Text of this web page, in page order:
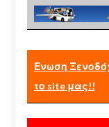
Ενωση
το site μας!!